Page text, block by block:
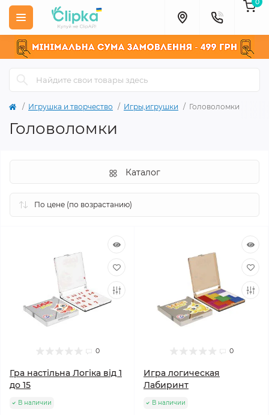
Игрушка и творчество Игры,игрушки Головоломки
Головоломки
Каталог
0
Гра настільна Логіка від 1
до 15
В наличии
0
Игра логическая
Лабиринт
В наличии